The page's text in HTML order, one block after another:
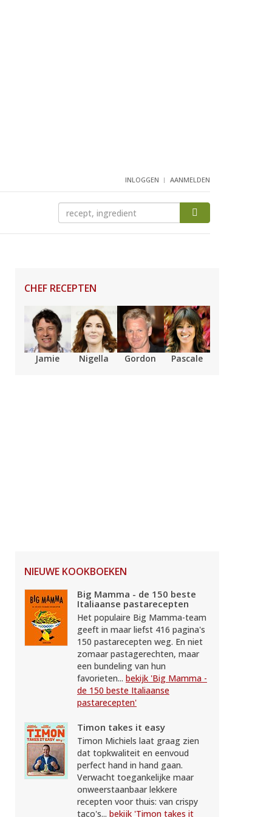
INLOGGEN AANMELDEN
CHEF RECEPTEN
Jamie Nigella Gordon Pascale
NIEUWE KOOKBOEKEN
Big Mamma - de 150 beste
Italiaanse pastarecepten
Het populaire Big Mamma-team
geeft in maar liefst 416 pagina's
150 pastarecepten weg. En niet
zomaar pastagerechten, maar
een bundeling van hun
favorieten... bekijk 'Big Mamma -
de 150 beste Italiaanse
pastarecepten'
Timon takes it easy
Timon Michiels laat graag zien
dat topkwaliteit en eenvoud
perfect hand in hand gaan.
Verwacht toegankelijke maar
onweerstaanbaar lekkere
recepten voor thuis: van crispy
taco's... bekijk 'Timon takes it